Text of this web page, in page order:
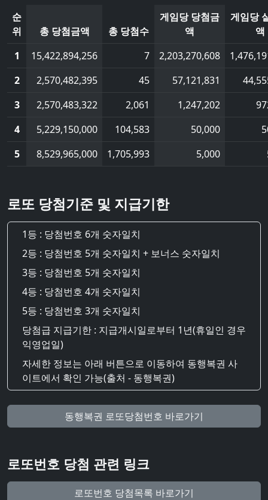
순
위
총 당첨금액 총 당첨수
게임당 당첨금
액
게임당
액
1
15,422,894,256 7 2,203,270,608
2
2,570,482,395 45 57,121,831
3
2,570,483,322 2,061 1,247,202
4
5,229,150,000 104,583 50,000
5
8,529,965,000 1,705,993 5,000
로또 당첨기준 및 지급기한
1등 : 당첨번호 6개 숫자일치
2등 : 당첨번호 5개 숫자일치 + 보너스 숫자일치
3등 : 당첨번호 5개 숫자일치
4등 : 당첨번호 4개 숫자일치
5등 : 당첨번호 3개 숫자일치
당첨급 지급기한 : 지급개시일로부터 1년(휴일인 경우
익영업일)
자세한 정보는 아래 버튼으로 이동하여 동행복권 사
이트에서 확인 가능(출처 - 동행복권)
동행복권 로또당첨번호 바로가기
로또번호 당첨 관련 링크
로또번호 당첨목록 바로가기